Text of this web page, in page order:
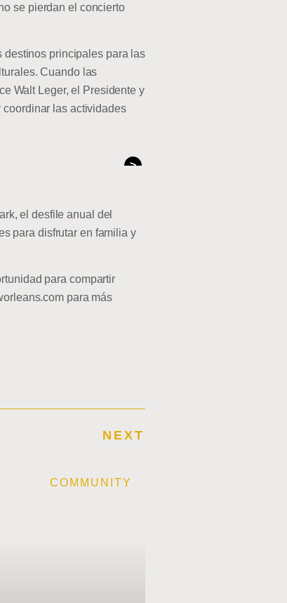
se pierdan el concierto
destinos principales para las
Cuando las
Walt Leger, el Presidente y
coordinar las actividades
>
el desfile anual del
para disfrutar en familia y
para compartir
para más
NEXT
COMMUNITY